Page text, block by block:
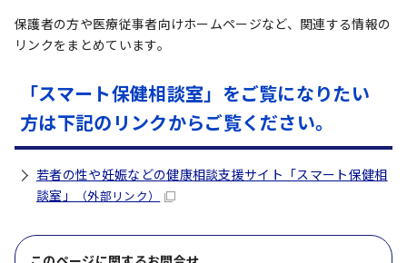
保護者の方や医療従事者向けホームページなど、関連する情報の
リンクをまとめています。
「スマート保健相談室」をご覧になりたい
方は下記のリンクからご覧ください。
若者の性や妊娠などの健康相談支援サイト「スマート保健相
談室」
（外部リンク）